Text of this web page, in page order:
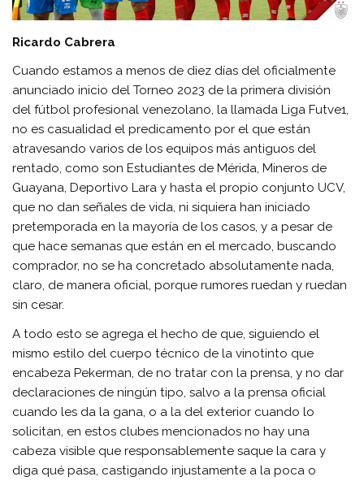
Ricardo Cabrera
Cuando estamos a menos de diez días del oficialmente
anunciado inicio del Torneo 2023 de la primera división
del fútbol profesional venezolano, la llamada Liga Futve1,
no es casualidad el predicamento por el que están
atravesando varios de los equipos más antiguos del
rentado, como son Estudiantes de Mérida, Mineros de
Guayana, Deportivo Lara y hasta el propio conjunto UCV,
que no dan señales de vida, ni siquiera han iniciado
pretemporada en la mayoría de los casos, y a pesar de
que hace semanas que están en el mercado, buscando
comprador, no se ha concretado absolutamente nada,
claro, de manera oficial, porque rumores ruedan y ruedan
sin cesar.
A todo esto se agrega el hecho de que, siguiendo el
mismo estilo del cuerpo técnico de la vinotinto que
encabeza Pekerman, de no tratar con la prensa, y no dar
declaraciones de ningún tipo, salvo a la prensa oficial
cuando les da la gana, o a la del exterior cuando lo
solicitan, en estos clubes mencionados no hay una
cabeza visible que responsablemente saque la cara y
diga qué pasa, castigando injustamente a la poca o